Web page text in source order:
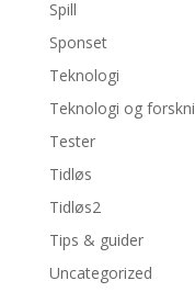
Spill
Sponset
Teknologi
Teknologi og
Tester
Tidløs
Tidløs2
Tips & guider
Uncategorized